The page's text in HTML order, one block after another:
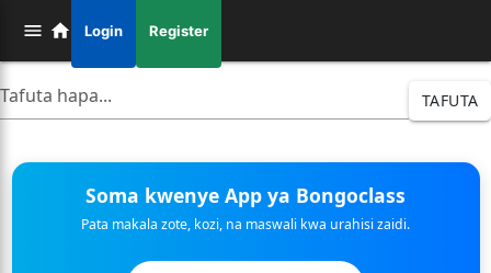
Login Register
TAFUTA
Soma kwenye App ya Bongoclass
Pata makala zote, kozi, na maswali kwa urahisi zaidi.